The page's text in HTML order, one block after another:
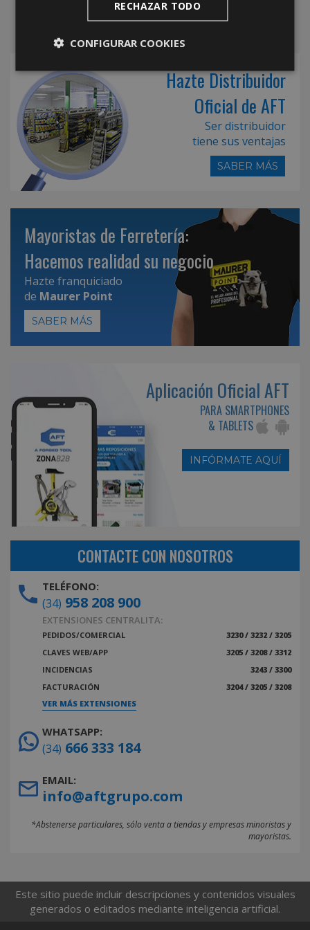
Hazte Distribuidor
Oficial de AFT
Ser distribuidor
tiene sus ventajas
SABER MÁS
Mayoristas de Ferretería:
Hacemos realidad su negocio
Hazte franquiciado
de Maurer Point
SABER MÁS
Aplicación Oficial AFT
PARA SMARTPHONES
& TABLETS
INFÓRMATE AQUÍ
CONTACTE CON NOSOTROS
TELÉFONO:
(34) 958 208 900
EXTENSIONES CENTRALITA:
PEDIDOS/COMERCIAL
3230 / 3232 / 3205
CLAVES WEB/APP
3205 / 3208 / 3312
INCIDENCIAS
3243 / 3300
FACTURACIÓN
3204 / 3205 / 3208
VER MÁS EXTENSIONES
WHATSAPP:
(34) 666 333 184
EMAIL:
info@aftgrupo.com
*Abstenerse particulares, sólo venta a tiendas y empresas minoristas y
mayoristas.
Este sitio puede incluir descripciones y contenidos visuales
generados o editados mediante inteligencia artificial.
RECHAZAR TODO
CONFIGURAR COOKIES